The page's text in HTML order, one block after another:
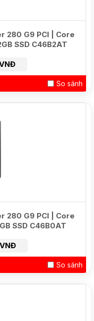
280 G9 PCI | Core
SSD C46B2AT
So sánh
280 G9 PCI | Core
SSD C46B0AT
So sánh